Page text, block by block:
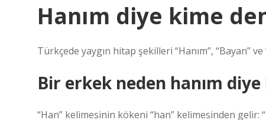
Hanım diye kime
Türkçede yaygın hitap şekilleri “Hanım”, “Bayan”
Bir erkek neden hanım
“Han” kelimesinin kökeni “han” kelimesinden gelir: